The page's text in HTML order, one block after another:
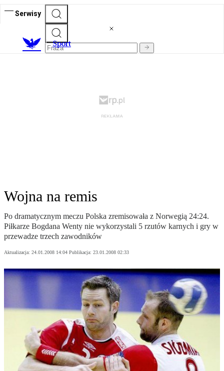
Serwisy
Sport
Wojna na remis
Po dramatycznym meczu Polska zremisowała z Norwegią 24:24.
Piłkarze Bogdana Wenty nie wykorzystali 5 rzutów karnych i gry w
przewadze trzech zawodników
Aktualizacja: 24.01.2008 14:04 Publikacja: 23.01.2008 02:33